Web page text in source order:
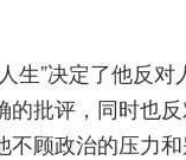
生”决定了他反
的批评，同时也
不顾政治的压力和